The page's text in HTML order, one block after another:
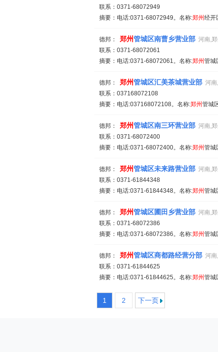
联系：0371-68072949
摘要：电话:0371-68072949。名称:郑州经开
德邦： 郑州管城区南曹乡营业部 河南,
联系：0371-68072061
摘要：电话:0371-68072061。名称:郑州管城
德邦： 郑州管城区汇美茶城营业部 河南
联系：037168072108
摘要：电话:037168072108。名称:郑州管城
德邦： 郑州管城区南三环营业部 河南,
联系：0371-68072400
摘要：电话:0371-68072400。名称:郑州管城
德邦： 郑州管城区未来路营业部 河南,
联系：0371-61844348
摘要：电话:0371-61844348。名称:郑州管城
德邦： 郑州管城区圃田乡营业部 河南,
联系：0371-68072386
摘要：电话:0371-68072386。名称:郑州管城
德邦： 郑州管城区商都路经营分部 河南
联系：0371-61844625
摘要：电话:0371-61844625。名称:郑州管城
1 2 下一页